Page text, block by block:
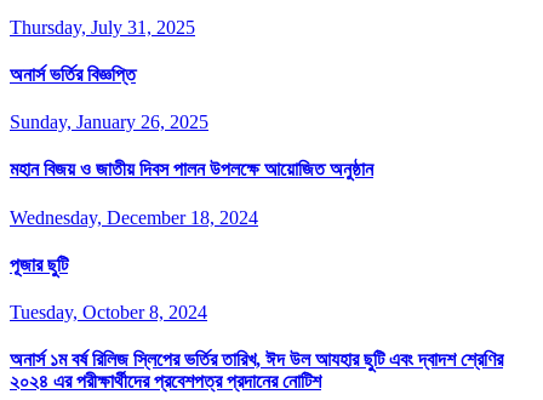
Thursday, July 31, 2025
অনার্স ভর্তির বিজ্ঞপ্তি
Sunday, January 26, 2025
মহান বিজয় ও জাতীয় দিবস পালন উপলক্ষে আয়োজিত অনুষ্ঠান
Wednesday, December 18, 2024
পূজার ছুটি
Tuesday, October 8, 2024
অনার্স ১ম বর্ষ রিলিজ স্লিপের ভর্তির তারিখ, ঈদ উল আযহার ছুটি এবং দ্বাদশ শ্রেণির
২০২৪ এর পরীক্ষার্থীদের প্রবেশপত্র প্রদানের নোটিশ